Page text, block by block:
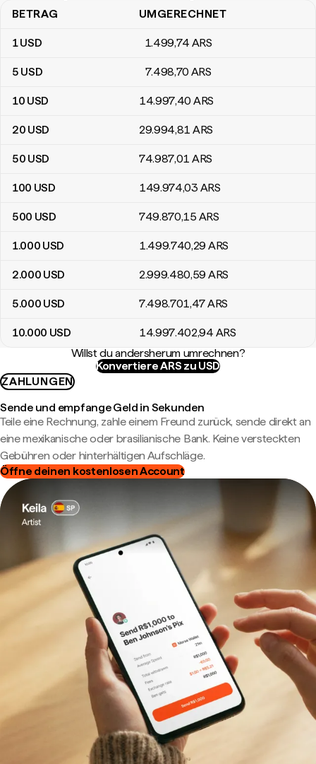
Umrechnungstabelle US-Dollar zu Argentinische Pesos
BETRAG UMGERECHNET
1USD 1.499,74 ARS
5 USD 7.498,70 ARS
10 USD 14.997,40 ARS
20 USD 29.994,81 ARS
50 USD 74.987,01 ARS
100 USD 149.974,03 ARS
500 USD 749.870,15 ARS
1.000 USD 1.499.740,29 ARS
2.000 USD 2.999.480,59 ARS
5.000 USD 7.498.701,47ARS
10.000 USD 14.997.402,94 ARS
Willst du andersherum umrechnen?
Konvertiere ARS zu USD
ZAHLUNGEN
Sende und empfange Geld in Sekunden
Teile eine Rechnung, zahle einem Freund zurück, sende direkt an
eine mexikanische oder brasilianische Bank. Keine versteckten
Gebühren oder hinterhältigen Aufschläge.
Öffne deinen kostenlosen Account